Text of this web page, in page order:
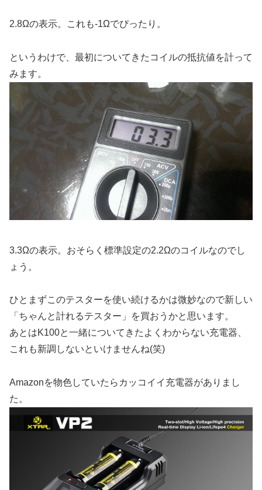
2.8Ωの表示。これも-1Ωでぴったり。
というわけで、最初についてきたコイルの抵抗値を計って
みます。
3.3Ωの表示。おそらく標準設定の2.2Ωのコイルなのでし
ょう。
ひとまずこのテスターを使い続けるかは微妙なので新しい
「ちゃんと計れるテスター」を買おうかと思います。
あとはK100と一緒についてきたよくわからない充電器、
これも新調しないといけませんね(笑)
Amazonを物色していたらカッコイイ充電器がありまし
た。